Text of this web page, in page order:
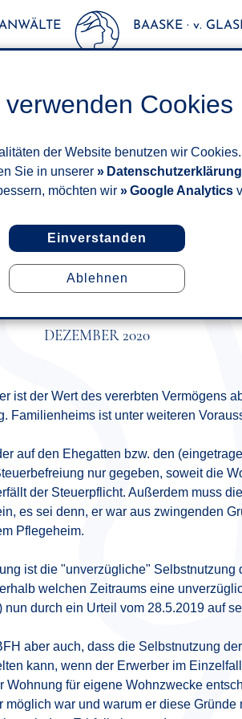
verwenden Cookies
der Website benutzen wir
Sie in unserer
Datenschutzerklärung
möchten wir
Google Analytics
Einverstanden
Ablehnen
BAASKE · v.
DES
DEZEMBER 2020
ist der Wert des vererbten Vermögens
Familienheims ist unter weiteren
auf den Ehegatten bzw. den
nur gegeben, soweit die
der Steuerpflicht. Außerdem muss
es sei denn, er war aus zwingenden
Pflegeheim.
ist die "unverzügliche"
welchen Zeitraums eine
durch ein Urteil vom 28.5.2019 auf
aber auch, dass die Selbstnutzung
kann, wenn der Erwerber im
für eigene Wohnzwecke
war und warum er diese